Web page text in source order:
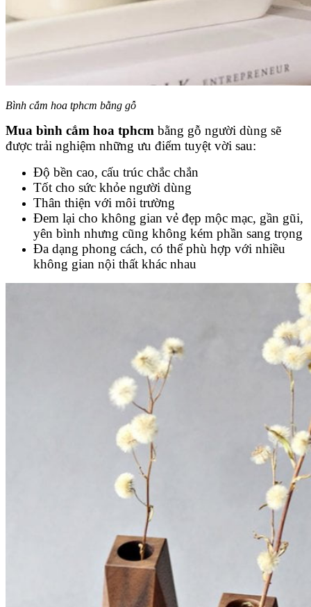
Bình cắm hoa tphcm bằng gỗ
Mua bình cắm hoa tphcm bằng gỗ người dùng sẽ
được trải nghiệm những ưu điểm tuyệt vời sau:
Độ bền cao, cấu trúc chắc chắn
Tốt cho sức khỏe người dùng
Thân thiện với môi trường
Đem lại cho không gian vẻ đẹp mộc mạc, gần gũi,
yên bình nhưng cũng không kém phần sang trọng
Đa dạng phong cách, có thể phù hợp với nhiều
không gian nội thất khác nhau